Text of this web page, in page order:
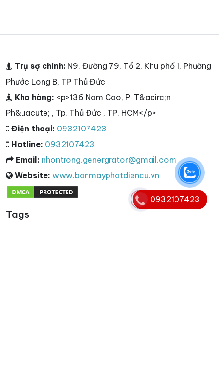
Trụ sợ chính: N9. Đường 79, Tổ 2, Khu phố 1, Phường
Phước Long B, TP Thủ Đức
Kho hàng: <p>136 Nam Cao, P. T&acirc;n
Ph&uacute; , Tp. Thủ Đức , TP. HCM</p>
Điện thoại: 0932107423
Hotline: 0932107423
Email: nhontrong.genergrator@gmail.com
Website: www.banmayphatdiencu.vn
Tags
0932107423